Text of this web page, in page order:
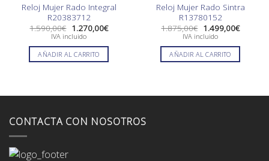
Reloj Mujer Rado Integral
R20383712
1.590,00€ El
precio
original
era:
1.590,00€.
1.270,00€El
precio
es:
1.270,00€.
IVA incluido
AÑADIR AL CARRITO
Reloj Mujer Rado Sintra
R13780152
1.875,00€ El
precio
original
era:
1.875,00€.
1.499,00€El
precio
es:
IVA incluido
AÑADIR AL CARRITO
CONTACTA CON NOSOTROS